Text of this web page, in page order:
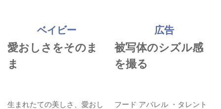
ベイビー
愛おしさをそのま
ま
生まれたての美しさ、愛おし
広告
被写体のシズル感
を撮る
フード アパレル ・タレント
へ